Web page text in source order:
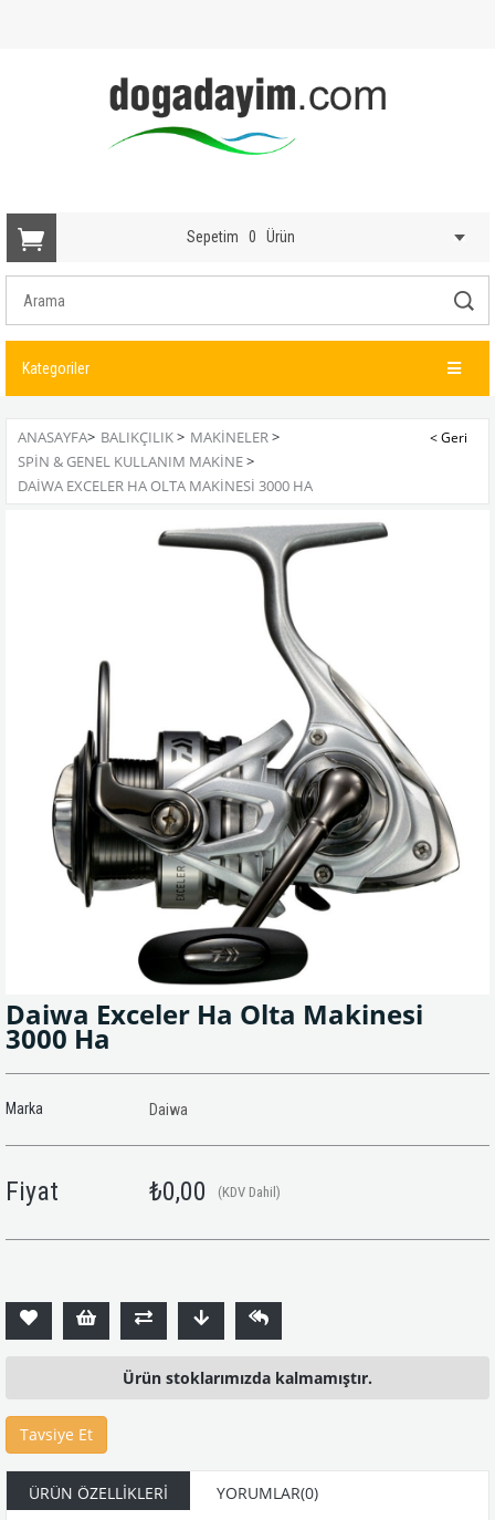
Sepetim 0 Ürün
Kategoriler
ANASAYFA> BALIKÇILIK> MAKINELER>
SPIN & GENEL KULLANIM MAKINE>
DAIWA EXCELER HA OLTA MAKINESI 3000 HA
Daiwa Exceler Ha Olta Makinesi
3000 Ha
Marka Daiwa
Fiyat ₺0,00 (KDV Dahil)
Ürün stoklarımızda kalmamıştır.
Tavsiye Et
ÜRÜN ÖZELLIKLERI YORUMLAR(0)